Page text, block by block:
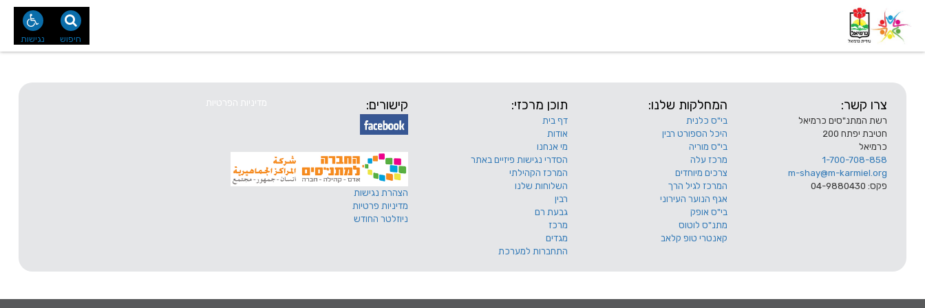
נגישות חיפוש
צרו קשר:
רשת המתנ"סים כרמיאל
חטיבת יפתח 200
כרמיאל
1-700-708-858
m-shay@m-karmiel.org
פקס: 04-9880430
המחלקות שלנו:
בי"ס כלנית
היכל הספורט רבין
בי"ס מוריה
מרכז עלה
צרכים מיוחדים
המרכז לגיל הרך
אגף הנוער העירוני
בי"ס אופק
מתנ"ס לוטוס
קאנטרי טופ קלאב
תוכן מרכזי:
דף בית
אודות
מי אנחנו
הסדרי נגישות פיזיים באתר
המרכז הקהילתי
השלוחות שלנו
רבין
גבעת רם
מרכז
מגדים
התחברות למערכת
קישורים:
הצהרת נגישות
מדיניות פרטיות
ניוזלטר החודש
מדיניות הפרטיות